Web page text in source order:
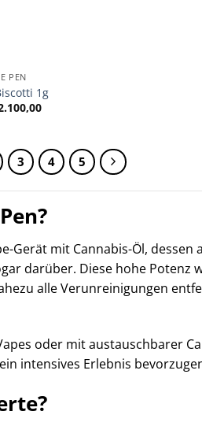
PEN
1g
Preisspanne:
3 4 5
Gerät mit Cannabis-Öl, dessen
darüber. Diese hohe Potenz
alle Verunreinigungen
oder mit austauschbarer
intensives Erlebnis